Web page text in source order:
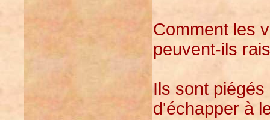
Comment les
peuvent-ils
Ils sont
d'échapper à